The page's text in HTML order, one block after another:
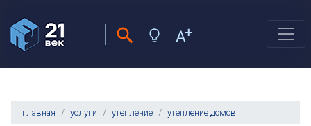
главная услуги утепление утепление домов